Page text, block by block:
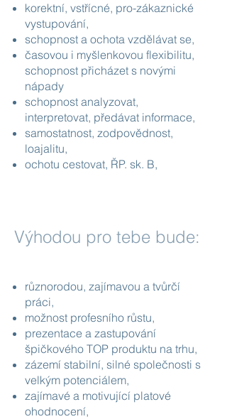
korektní, vstřícné, pro-zákaznické
vystupování,
schopnost a ochota vzdělávat se,
časovou i myšlenkovou flexibilitu,
schopnost přicházet s novými
nápady
schopnost analyzovat,
interpretovat, předávat informace,
samostatnost, zodpovědnost,
loajalitu,
ochotu cestovat, ŘP. sk. B,
Výhodou pro tebe bude:
různorodou, zajímavou a tvůrčí
práci,
možnost profesního růstu,
prezentace a zastupování
špičkového TOP produktu na trhu,
zázemí stabilní, silné společnosti s
velkým potenciálem,
zajímavé a motivující platové
ohodnocení,